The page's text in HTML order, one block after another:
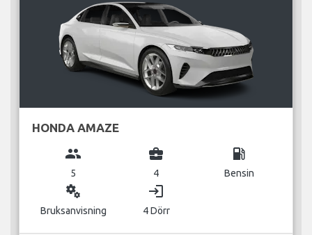
HONDA AMAZE
group
5
business_center
4
local_gas_station
Bensin
miscellaneous_services
Bruksanvisning
login
4 Dörr